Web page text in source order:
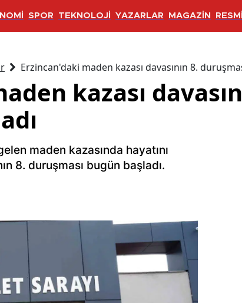
SPOR TEKNOLOJİ YAZARLAR MAGAZİN
Erzincan'daki maden kazası davasının 8.
kazası
maden kazasında hayatını
8. duruşması bugün başladı.